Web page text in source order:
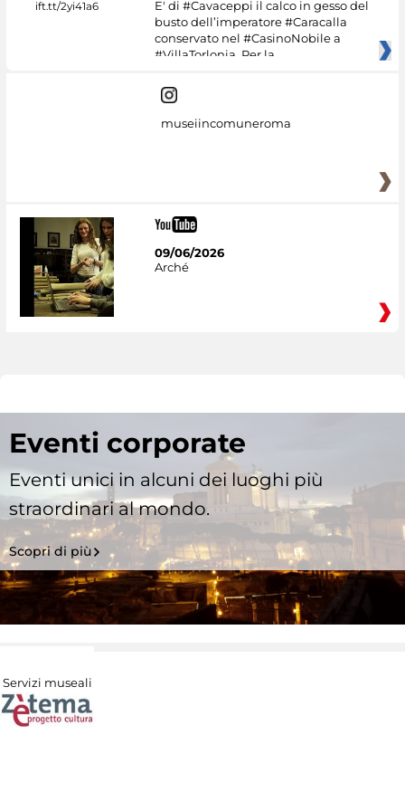
E' di #Cavaceppi il calco in gesso del
busto dell’imperatore #Caracalla
conservato nel #CasinoNobile a
#VillaTorlonia. Per la
museiincomuneroma
09/06/2026
Arché
Eventi corporate
Eventi unici in alcuni dei luoghi più
straordinari al mondo.
Scopri di più
Servizi museali